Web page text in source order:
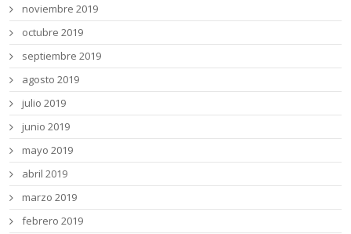
noviembre 2019
octubre 2019
septiembre 2019
agosto 2019
julio 2019
junio 2019
mayo 2019
abril 2019
marzo 2019
febrero 2019